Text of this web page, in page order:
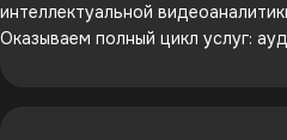
интеллектуальной
Оказываем полный цикл услуг: